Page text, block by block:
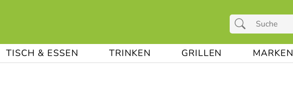
TISCH & ESSEN TRINKEN GRILLEN MARKEN